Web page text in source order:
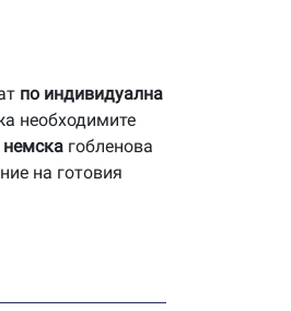
по индивидуална
необходимите
немска гобленова
на готовия